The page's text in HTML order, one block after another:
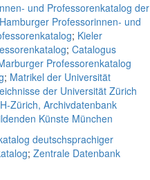
und Professorenkatalog der
Hamburger Professorinnen- und
; Kieler
; Catalogus
Professorenkatalog
; Matrikel der Universität
der Universität Zürich
Zürich, Archivdatenbank
Künste München
deutschsprachiger
; Zentrale Datenbank